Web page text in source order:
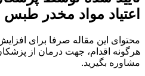
اعتیاد مواد مخدر طبس
محتوای این مقاله صرفا برای
هرگونه اقدام، جهت درمان از
مشاوره بگیرید.